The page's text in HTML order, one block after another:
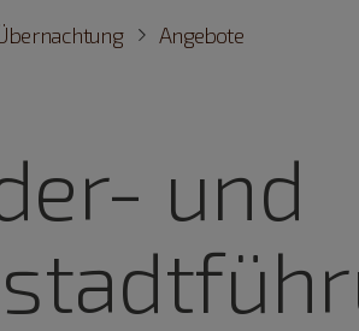
Angebote
und